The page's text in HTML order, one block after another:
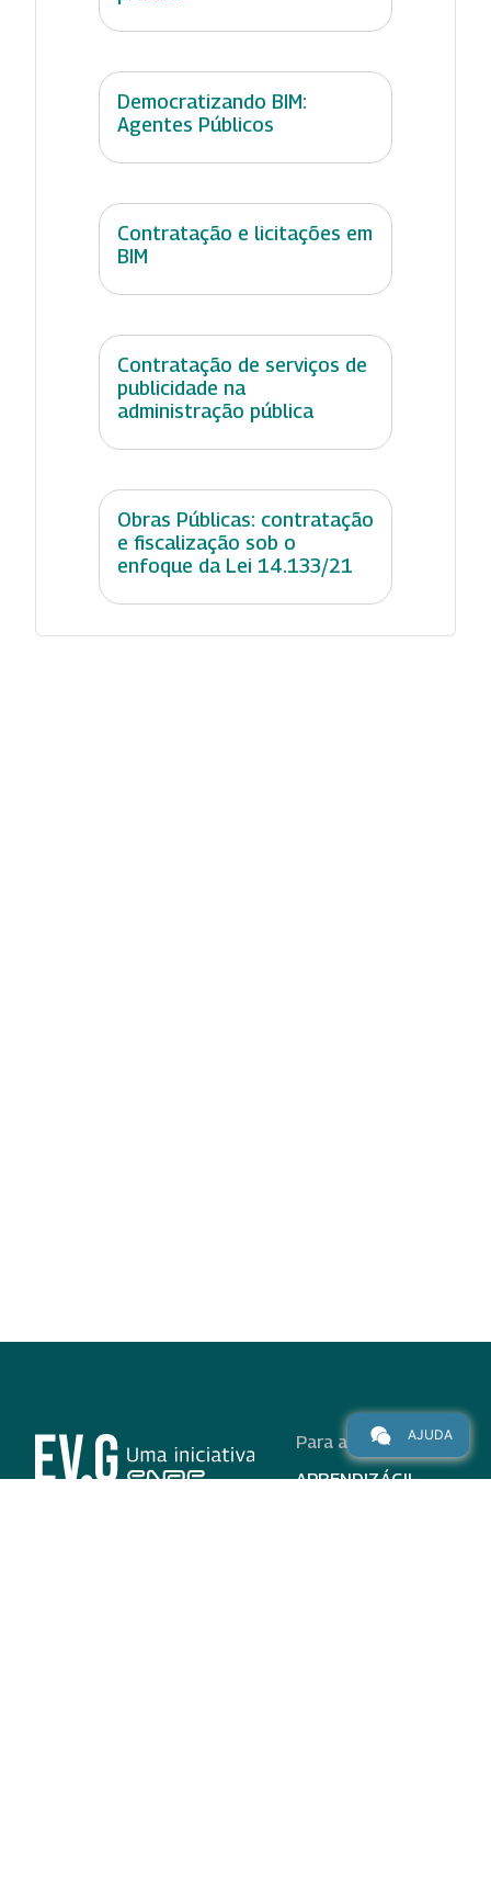
Democratizando BIM:
Agentes Públicos
Contratação e licitações em
BIM
Contratação de serviços de
publicidade na
administração pública
Obras Públicas: contratação
e fiscalização sob o
enfoque da Lei 14.133/21
Para alunos
APRENDIZÁGIL
AJUDA